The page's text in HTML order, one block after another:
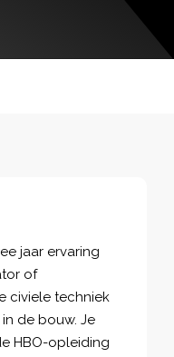
jaar ervaring
of
civiele techniek
de bouw. Je
HBO-opleiding